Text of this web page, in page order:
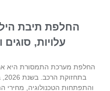
עלויות,
החלפת מערכת התמסורת היא
והתפתחות הטכנולוגיה, מחירי